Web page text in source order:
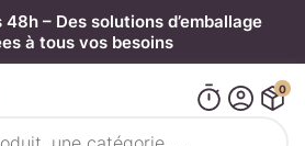
– Des solutions d’emballage
à tous vos besoins
0
des cookies